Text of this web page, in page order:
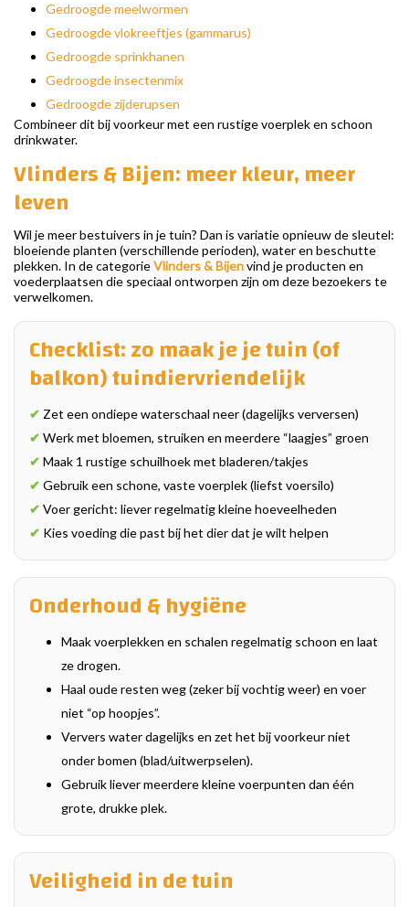
Gedroogde meelwormen
Gedroogde vlokreeftjes (gammarus)
Gedroogde sprinkhanen
Gedroogde insectenmix
Gedroogde zijderupsen
Combineer dit bij voorkeur met een rustige voerplek en schoon
drinkwater.
Vlinders & Bijen: meer kleur, meer
leven
Wil je meer bestuivers in je tuin? Dan is variatie opnieuw de sleutel:
bloeiende planten (verschillende perioden), water en beschutte
plekken. In de categorieVlinders & Bijenvind je producten en
voederplaatsen die speciaal ontworpen zijn om deze bezoekers te
verwelkomen.
Checklist: zo maak je je tuin (of
balkon) tuindiervriendelijk
✔ Zet een ondiepe waterschaal neer (dagelijks verversen)
✔ Werk met bloemen, struiken en meerdere “laagjes” groen
✔ Maak 1 rustige schuilhoek met bladeren/takjes
✔ Gebruik een schone, vaste voerplek (liefst voersilo)
✔ Voer gericht: liever regelmatig kleine hoeveelheden
✔ Kies voeding die past bij het dier dat je wilt helpen
Onderhoud & hygiëne
Maak voerplekken en schalen regelmatig schoon en laat
ze drogen.
Haal oude resten weg (zeker bij vochtig weer) en voer
niet “op hoopjes”.
Ververs water dagelijks en zet het bij voorkeur niet
onder bomen (blad/uitwerpselen).
Gebruik liever meerdere kleine voerpunten dan één
grote, drukke plek.
Veiligheid in de tuin